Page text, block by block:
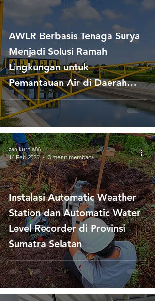
AWLR Berbasis Tenaga Surya
Menjadi Solusi Ramah
Lingkungan untuk
Pemantauan Air di Daerah
Terpencil
Instalasi Automatic Weather
Station dan Automatic Water
Level Recorder di Provinsi
Sumatra Selatan
zanikurnia86
14 Feb 2025
3 menit membaca